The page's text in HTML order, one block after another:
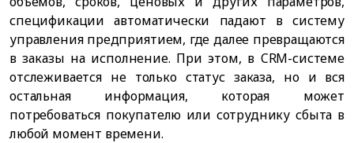
спецификации автоматически падают в систему
управления предприятием, где далее превращаются
в заказы на исполнение. При этом, в CRM-системе
отслеживается не только статус заказа, но и вся
остальная информация, которая может
потребоваться покупателю или сотруднику сбыта в
любой момент времени.